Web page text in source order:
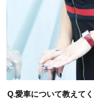
Q.愛車について教えてく